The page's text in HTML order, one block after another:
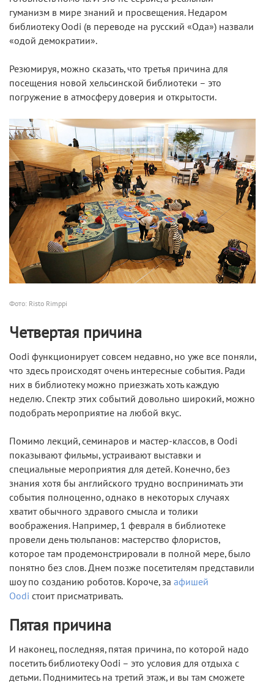
гуманизм в мире знаний и просвещения. Недаром
библиотеку Oodi (в переводе на русский «Ода») назвали
«одой демократии».
Резюмируя, можно сказать, что третья причина для
посещения новой хельсинской библиотеки – это
погружение в атмосферу доверия и открытости.
Фото: Risto Rimppi
Четвертая причина
Oodi функционирует совсем недавно, но уже все поняли,
что здесь происходят очень интересные события. Ради
них в библиотеку можно приезжать хоть каждую
неделю. Спектр этих событий довольно широкий, можно
подобрать мероприятие на любой вкус.
Помимо лекций, семинаров и мастер-классов, в Oodi
показывают фильмы, устраивают выставки и
специальные мероприятия для детей. Конечно, без
знания хотя бы английского трудно воспринимать эти
события полноценно, однако в некоторых случаях
хватит обычного здравого смысла и толики
воображения. Например, 1 февраля в библиотеке
провели день тюльпанов: мастерство флористов,
которое там продемонстрировали в полной мере, было
понятно без слов. Днем позже посетителям представили
шоу по созданию роботов. Короче, за афишей
Oodi стоит присматривать.
Пятая причина
И наконец, последняя, пятая причина, по которой надо
посетить библиотеку Oodi – это условия для отдыха с
детьми. Поднимитесь на третий этаж, и вы там сможете